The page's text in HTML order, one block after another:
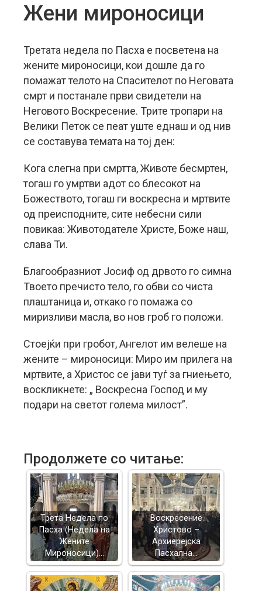
Жени мироносици
Третата недела по Пасха е посветена на
жените мироносици, кои дошле да го
помажат телото на Спасителот по Неговата
смрт и постанале први свидетели на
Неговото Воскресение. Трите тропари на
Велики Петок се пеат уште еднаш и од нив
се составува темата на тој ден:
Кога слегна при смртта, Животе бесмртен,
тогаш го умртви адот со блесокот на
Божеството, тогаш ги воскресна и мртвите
од преисподните, сите небесни сили
повикаа: Животодателе Христе, Боже наш,
слава Ти.
Благообразниот Јосиф од дрвото го симна
Твоето пречисто тело, го обви со чиста
плаштаница и, откако го помажа со
миризливи масла, во нов гроб го положи.
Стоејќи при гробот, Ангелот им велеше на
жените – мироносици: Миро им прилега на
мртвите, а Христос се јави туѓ за гниењето,
воскликнете: „ Воскресна Господ и му
подари на светот голема милост”.
Продолжете со читање:
Трета Недела по
Пасха (Недела на
Жените
Мироносици)…
Воскресение
Христово –
Архиерејска
Пасхална…